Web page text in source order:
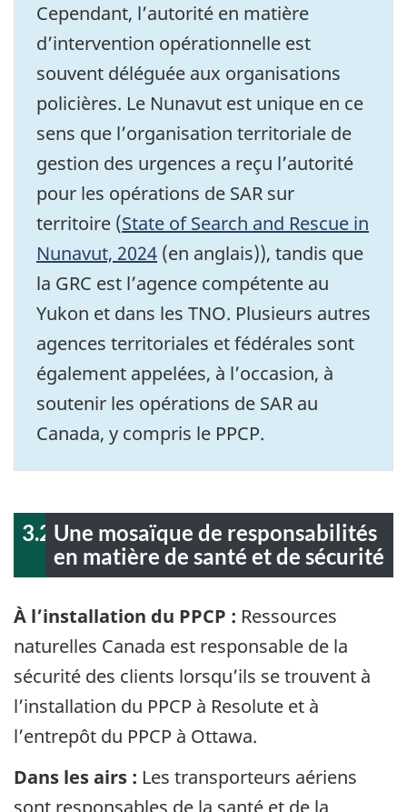
Cependant, l’autorité en matière
d’intervention opérationnelle est
souvent déléguée aux organisations
policières. Le Nunavut est unique en ce
sens que l’organisation territoriale de
gestion des urgences a reçu l’autorité
pour les opérations de SAR sur
territoire (State of Search and Rescue in
Nunavut, 2024 (en anglais)), tandis que
la GRC est l’agence compétente au
Yukon et dans les TNO. Plusieurs autres
agences territoriales et fédérales sont
également appelées, à l’occasion, à
soutenir les opérations de SAR au
Canada, y compris le PPCP.
3.2 Une mosaïque de responsabilités
en matière de santé et de sécurité
À l’installation du PPCP : Ressources
naturelles Canada est responsable de la
sécurité des clients lorsqu’ils se trouvent à
l’installation du PPCP à Resolute et à
l’entrepôt du PPCP à Ottawa.
Dans les airs : Les transporteurs aériens
sont responsables de la santé et de la